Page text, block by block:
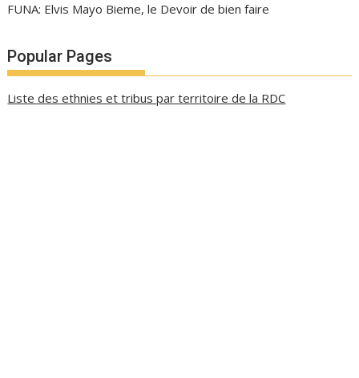
FUNA: Elvis Mayo Bieme, le Devoir de bien faire
Popular Pages
Liste des ethnies et tribus par territoire de la RDC